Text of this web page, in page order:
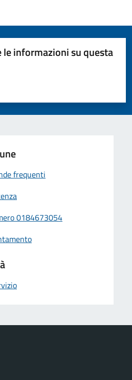
le informazioni su questa
su 5
su 5
5
frequenti
0184673054